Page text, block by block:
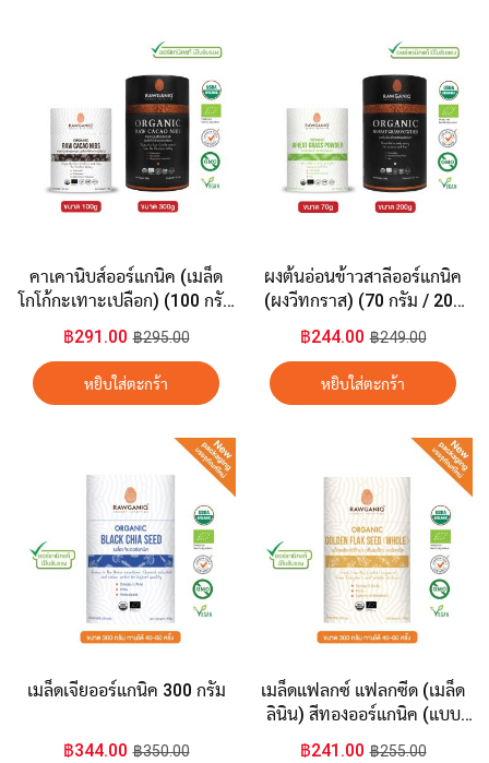
คาเคานิบส์ออร์แกนิค (เมล็ด
โกโก้กะเทาะเปลือก) (100 กรัม
/ 300 กรัม)
฿291.00 ฿295.00
หยิบใส่ตะกร้า
ผงต้นอ่อนข้าวสาลีออร์แกนิค
(ผงวีทกราส) (70 กรัม / 200
กรัม)
฿244.00 ฿249.00
หยิบใส่ตะกร้า
เมล็ดเจียออร์แกนิค 300 กรัม
฿344.00 ฿350.00
เมล็ดแฟลกซ์ แฟลกซีด (เมล็ด
ลินิน) สีทองออร์แกนิค (แบบ
เต็มเมล็ด ยังไม่ผ่านการบด)
฿241.00 ฿255.00